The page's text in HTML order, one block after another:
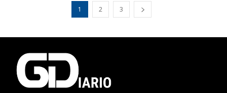
1 2 3